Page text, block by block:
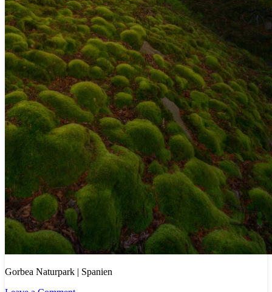
Gorbea Naturpark | Spanien